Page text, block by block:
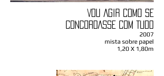
VOU AGIR COMO SE
CDncoRDASSE COM TUDO
2007
mista sobre papel
1,20 X 1,80m